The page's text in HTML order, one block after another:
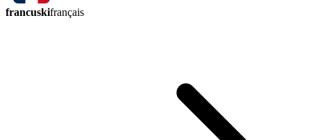
francuskifrançais